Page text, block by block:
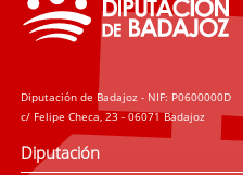
Diputación de Badajoz - NIF: P0600000D
c/ Felipe Checa, 23 - 06071 Badajoz
Diputación